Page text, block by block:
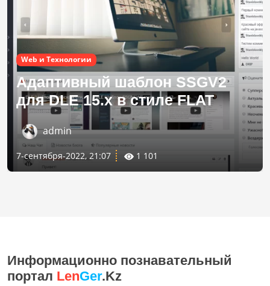
Web и Технологии
Адаптивный шаблон SSGV2
для DLE 15.х в стиле FLAT
admin
7-сентября-2022, 21:07 1 101
Информационно познавательный
портал LenGer.Kz